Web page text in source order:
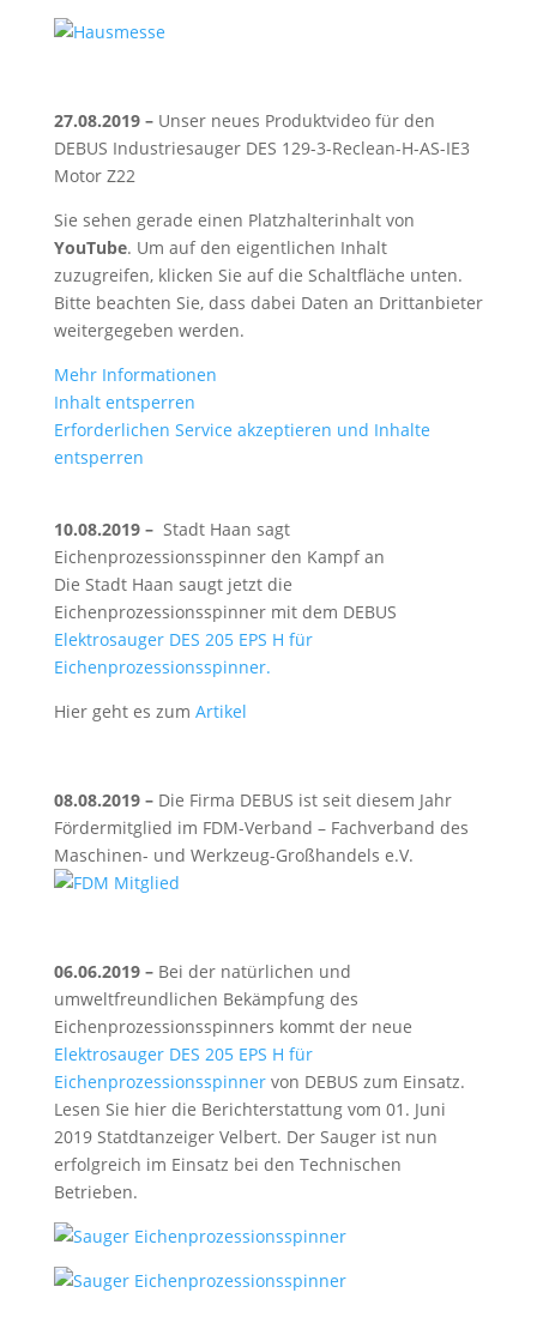
27.08.2019 – Unser neues Produktvideo für den
DEBUS Industriesauger DES 129-3-Reclean-H-AS-IE3
Motor Z22
Sie sehen gerade einen Platzhalterinhalt von
YouTube. Um auf den eigentlichen Inhalt
zuzugreifen, klicken Sie auf die Schaltfläche unten.
Bitte beachten Sie, dass dabei Daten an Drittanbieter
weitergegeben werden.
Mehr Informationen
Inhalt entsperren
Erforderlichen Service akzeptieren und Inhalte
entsperren
10.08.2019 – Stadt Haan sagt
Eichenprozessionsspinner den Kampf an
Die Stadt Haan saugt jetzt die
Eichenprozessionsspinner mit dem DEBUS
Elektrosauger DES 205 EPS H für
Eichenprozessionsspinner.
Hier geht es zum Artikel
08.08.2019 – Die Firma DEBUS ist seit diesem Jahr
Fördermitglied im FDM-Verband – Fachverband des
Maschinen- und Werkzeug-Großhandels e.V.
06.06.2019 – Bei der natürlichen und
umweltfreundlichen Bekämpfung des
Eichenprozessionsspinners kommt der neue
Elektrosauger DES 205 EPS H für
Eichenprozessionsspinnervon DEBUS zum Einsatz.
Lesen Sie hier die Berichterstattung vom 01. Juni
2019 Statdtanzeiger Velbert. Der Sauger ist nun
erfolgreich im Einsatz bei den Technischen
Betrieben.